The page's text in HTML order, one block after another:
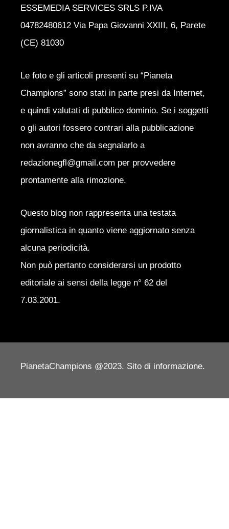
ESSEMEDIA SERVICES SRLS P.IVA
04782480612 Via Papa Giovanni XXIII, 6, Parete
(CE) 81030
Le foto e gli articoli presenti su “Pianeta
Champions” sono stati in parte presi da Internet,
e quindi valutati di pubblico dominio. Se i soggetti
o gli autori fossero contrari alla pubblicazione
non avranno che da segnalarlo a
redazionegfl@gmail.com per provvedere
prontamente alla rimozione.
Questo blog non rappresenta una testata
giornalistica in quanto viene aggiornato senza
alcuna periodicità.
Non può pertanto considerarsi un prodotto
editoriale ai sensi della legge n° 62 del
7.03.2001.
PianetaChampions @2023. Sito di informazione.